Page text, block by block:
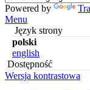
Powered by
Menu
Język strony
polski
english
Dostępność
Wersja kontrastowa